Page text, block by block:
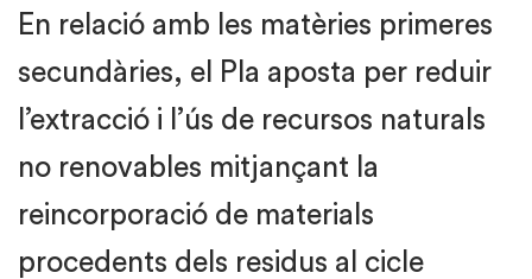
En relació amb les matèries primeres
secundàries, el Pla aposta per reduir
l’extracció i l’ús de recursos naturals
no renovables mitjançant la
reincorporació de materials
procedents dels residus al cicle